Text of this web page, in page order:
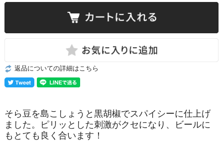
返品についての詳細はこちら
そら豆を島こしょうと黒胡椒でスパイシーに仕上げ
ました。ピリッとした刺激がクセになり、ビールに
もとても良く合います！